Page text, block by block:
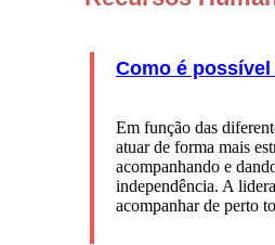
Como é
Em função das
atuar de forma mais
acompanhando e
independência. A
acompanhar de perto